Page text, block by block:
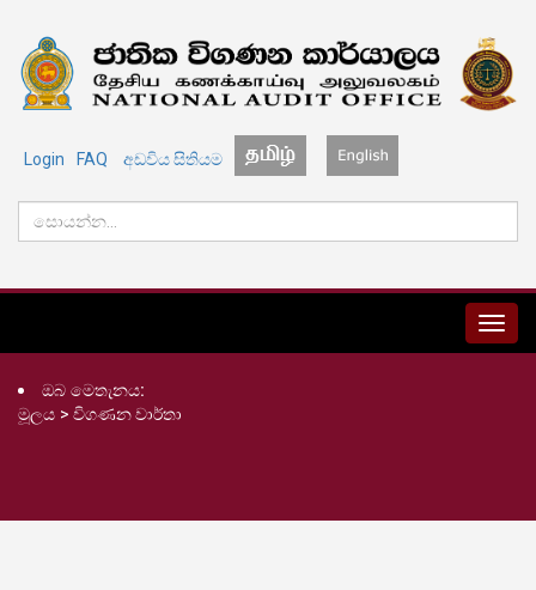
Login FAQ අඩවිය සිතියම
MENU
ඔබ මෙතැනය:
මූලය > විගණන වාර්තා